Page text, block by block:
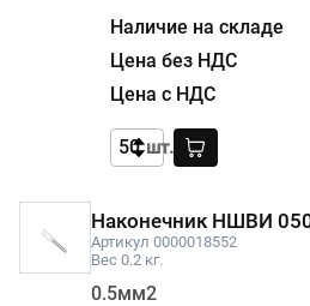
шт.
Наконечник НШВИ
Артикул 0000018552
Вес 0.2 кг.
0.5мм2